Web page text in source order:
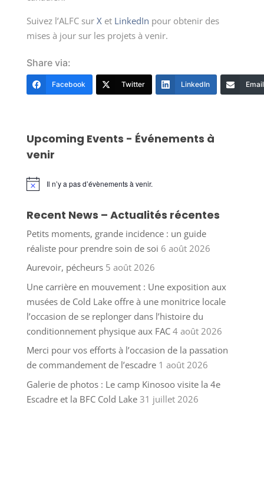
Suivez l’ALFC sur X et LinkedIn pour obtenir des
mises à jour sur les projets à venir.
Share via:
Facebook Twitter LinkedIn Email
Upcoming Events - Événements à
venir
Notice Il n’y a pas d’évènements à venir.
Recent News – Actualités récentes
Petits moments, grande incidence : un guide
réaliste pour prendre soin de soi 6 août 2026
Aurevoir, pécheurs 5 août 2026
Une carrière en mouvement : Une exposition aux
musées de Cold Lake offre à une monitrice locale
l’occasion de se replonger dans l’histoire du
conditionnement physique aux FAC 4 août 2026
Merci pour vos efforts à l’occasion de la passation
de commandement de l’escadre 1 août 2026
Galerie de photos : Le camp Kinosoo visite la 4e
Escadre et la BFC Cold Lake 31 juillet 2026